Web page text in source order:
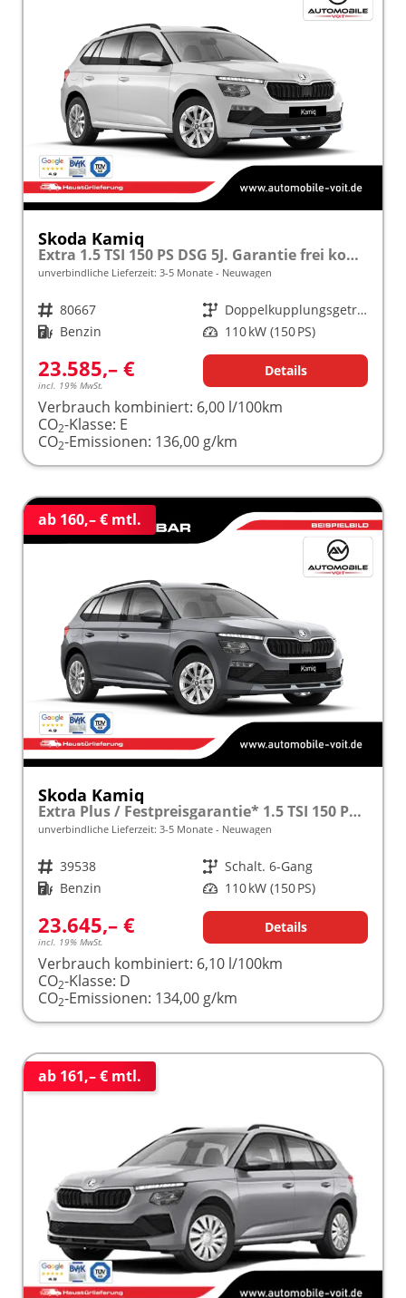
Skoda Kamiq
Extra 1.5 TSI 150 PS DSG 5J. Garantie frei konfigurierbar!
unverbindliche Lieferzeit: 3-5 Monate Neuwagen
Fahrzeugnr. 80667 Getriebe
Doppelkupplungsgetriebe (DSG)
Kraftstoff Benzin Leistung 110 kW (150 PS)
23.585,– €
incl. 19% MwSt.
Details
Verbrauch kombiniert: 6,00 l/100km
CO2-Klasse: E
CO2-Emissionen: 136,00 g/km
ab 160,– € mtl.
Skoda Kamiq
Extra Plus / Festpreisgarantie* 1.5 TSI 150 PS frei konfigurierbar!
unverbindliche Lieferzeit: 3-5 Monate Neuwagen
Fahrzeugnr. 39538 Getriebe Schalt. 6-Gang
Kraftstoff Benzin Leistung 110 kW (150 PS)
23.645,– €
incl. 19% MwSt.
Details
Verbrauch kombiniert: 6,10 l/100km
CO2-Klasse: D
CO2-Emissionen: 134,00 g/km
ab 161,– € mtl.